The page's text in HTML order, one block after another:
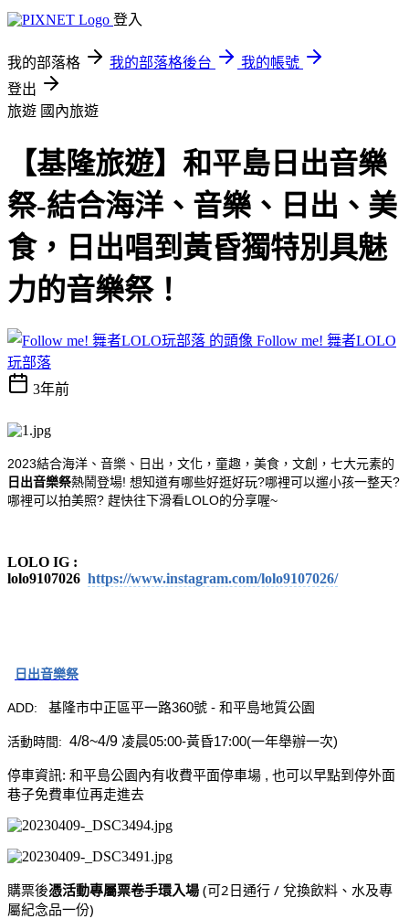
登入
我的部落格 我的部落格後台
我的帳號
登出
旅遊 國內旅遊
【基隆旅遊】和平島日出音樂
祭-結合海洋、音樂、日出、美
食，日出唱到黃昏獨特別具魅
力的音樂祭！
Follow me! 舞者LOLO
玩部落
3年前
2023結合海洋、音樂、日出，文化，童趣，美食，文創，七大元素的
日出音樂祭熱鬧登場! 想知道有哪些好逛好玩?哪裡可以遛小孩一整天?
哪裡可以拍美照? 趕快往下滑看LOLO的分享喔~
LOLO IG :
lolo9107026 https://www.instagram.com/lolo9107026/
日出音樂祭
ADD: 基隆市中正區平一路360號 - 和平島地質公園
活動時間: 4/8~4/9 凌晨05:00-黃昏17:00(一年舉辦一次)
停車資訊: 和平島公園內有收費平面停車場 , 也可以早點到停外面
巷子免費車位再走進去
購票後憑活動專屬票卷手環入場 (可2日通行 / 兌換飲料、水及專
屬紀念品一份)